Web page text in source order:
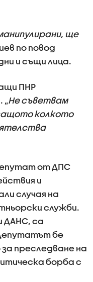
ще
по повод
и същи лица.
ПНР
Не съветвам
колкото
от ДПС
и
случая на
служби.
ДАНС, са
бе
преследване на
борба с